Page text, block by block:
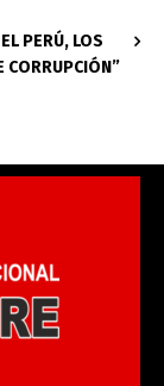
PERÚ, LOS
CORRUPCIÓN”